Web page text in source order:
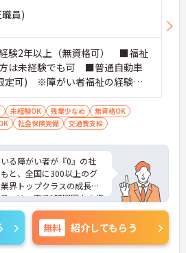
援、国基準を上回る人員
かれているため、業務に
様のペースに合わせたサ
専用設計で働きやすく、
実践できる環境が整って
員)
験2年以上（無資格可） ■福祉
は未経験でも可 ■普通自動車
定可) ※障がい者福祉の経験は
※実務経験2年以上の方、障がい
する経験をお持ちの方大歓迎
未経験OK 残業少なめ
無資格OK
社会保険完備 交通費支給
る障がい者が『0』の社
と、全国に300以上のグ
界トップクラスの成長企
」は、車で1時間圏内の複
現場支援とパートスタッ
ラスなポジションです。
完備され、スタッフの身
当5万円が付与されるこ
無料 紹介してもらう